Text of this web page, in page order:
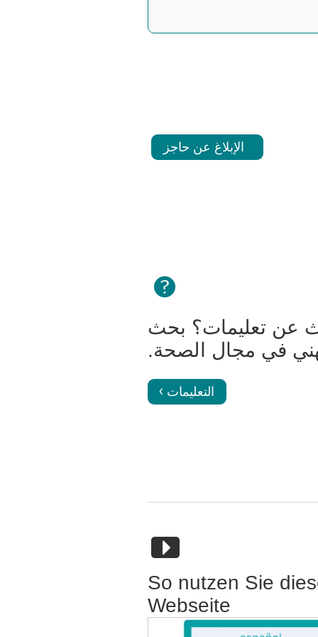
الإبلاغ عن حاجز
عن تعليمات؟ بحث
في مجال الصحة.
التعليمات
So nutzen Sie
Webseite